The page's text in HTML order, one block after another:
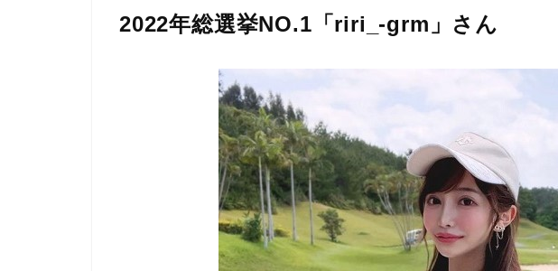
2022年総選挙NO.1「riri_-grm」さん